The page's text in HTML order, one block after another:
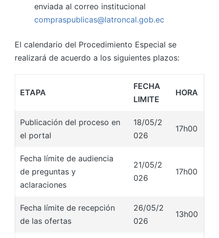
enviada al correo institucional
compraspublicas@latroncal.gob.ec
El calendario del Procedimiento Especial se
realizará de acuerdo a los siguientes plazos:
ETAPA
FECHA
LIMITE
HORA
Publicación del proceso en
el portal
18/05/2
026
17h00
Fecha límite de audiencia
de preguntas y
aclaraciones
21/05/2
026
17h00
Fecha límite de recepción
de las ofertas
26/05/2
026
13h00